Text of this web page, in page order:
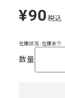
定
価
¥90税込
在庫状況 : 在庫あり
数量